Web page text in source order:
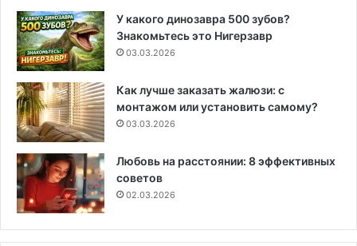
У какого динозавра 500 зубов?
Знакомьтесь это Нигерзавр
03.03.2026
Как лучше заказать жалюзи: с
монтажом или установить самому?
03.03.2026
Любовь на расстоянии: 8 эффективных
советов
02.03.2026